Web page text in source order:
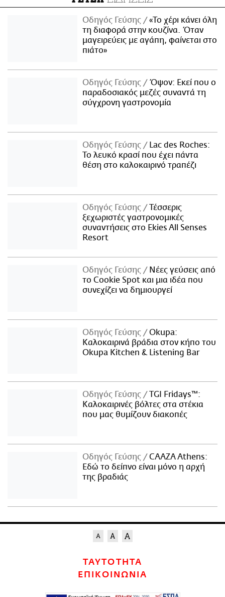
Οδηγός Γεύσης
«Το χέρι κάνει όλη
τη διαφορά στην κουζίνα. Όταν
μαγειρεύεις με αγάπη, φαίνεται στο
πιάτο»
Οδηγός Γεύσης
Όψον: Εκεί που ο
παραδοσιακός μεζές συναντά τη
σύγχρονη γαστρονομία
Οδηγός Γεύσης
Lac des Roches:
Το λευκό κρασί που έχει πάντα
θέση στο καλοκαιρινό τραπέζι
Οδηγός Γεύσης
Τέσσερις
ξεχωριστές γαστρονομικές
συναντήσεις στο Ekies All Senses
Resort
Οδηγός Γεύσης
Νέες γεύσεις από
το Cookie Spot και μια ιδέα που
συνεχίζει να δημιουργεί
Οδηγός Γεύσης
Okupa:
Καλοκαιρινά βράδια στον κήπο του
Okupa Kitchen & Listening Bar
Οδηγός Γεύσης
TGI Fridays™:
Kαλοκαιρινές βόλτες στα στέκια
που μας θυμίζουν διακοπές
Οδηγός Γεύσης
CAAZA Athens:
Εδώ το δείπνο είναι μόνο η αρχή
της βραδιάς
ΤΑΥΤΟΤΗΤΑ
ΕΠΙΚΟΙΝΩΝΙΑ